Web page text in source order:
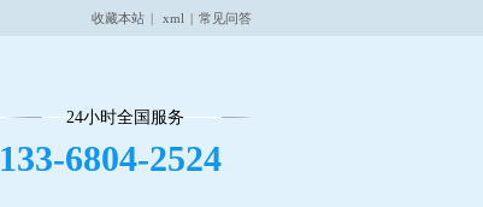
收藏本站 | xml | 常见问答
24小时全国服务
133-6804-2524